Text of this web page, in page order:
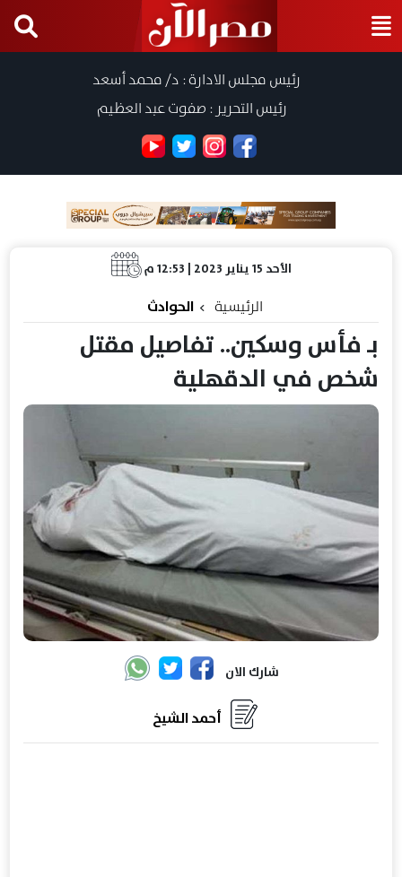
رئيس مجلس الادارة : د/ محمد أسعد
رئيس التحرير : صفوت عبد العظيم
الأحد 15 يناير 2023 | 12:53 م
الرئيسية الحوادث
بـ فأس وسكين.. تفاصيل مقتل
شخص في الدقهلية
شارك الان
أحمد الشيخ